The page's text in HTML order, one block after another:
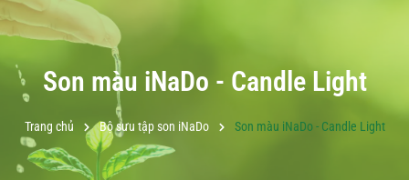
Son màu iNaDo - Candle Light
Trang chủ Bộ sưu tập son iNaDo Son màu iNaDo - Candle Light